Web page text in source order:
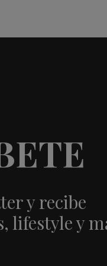
y recibe
lifestyle y